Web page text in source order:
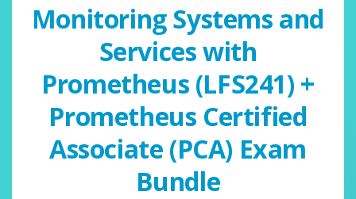
Monitoring Systems and
Services with
Prometheus (LFS241) +
Prometheus Certified
Associate (PCA) Exam
Bundle